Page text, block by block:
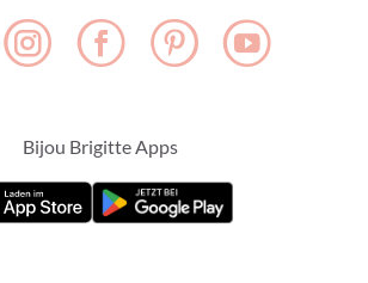
Bijou Brigitte Apps